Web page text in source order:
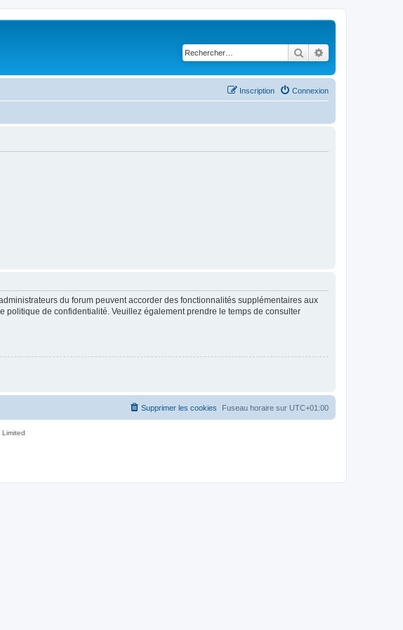
Rechercher
Connexion
Inscription
du forum peuvent accorder des fonctionnalités supplémentaires aux
politique de confidentialité. Veuillez également prendre le temps de consulter
Fuseau horaire sur UTC+01:00
Supprimer les cookies